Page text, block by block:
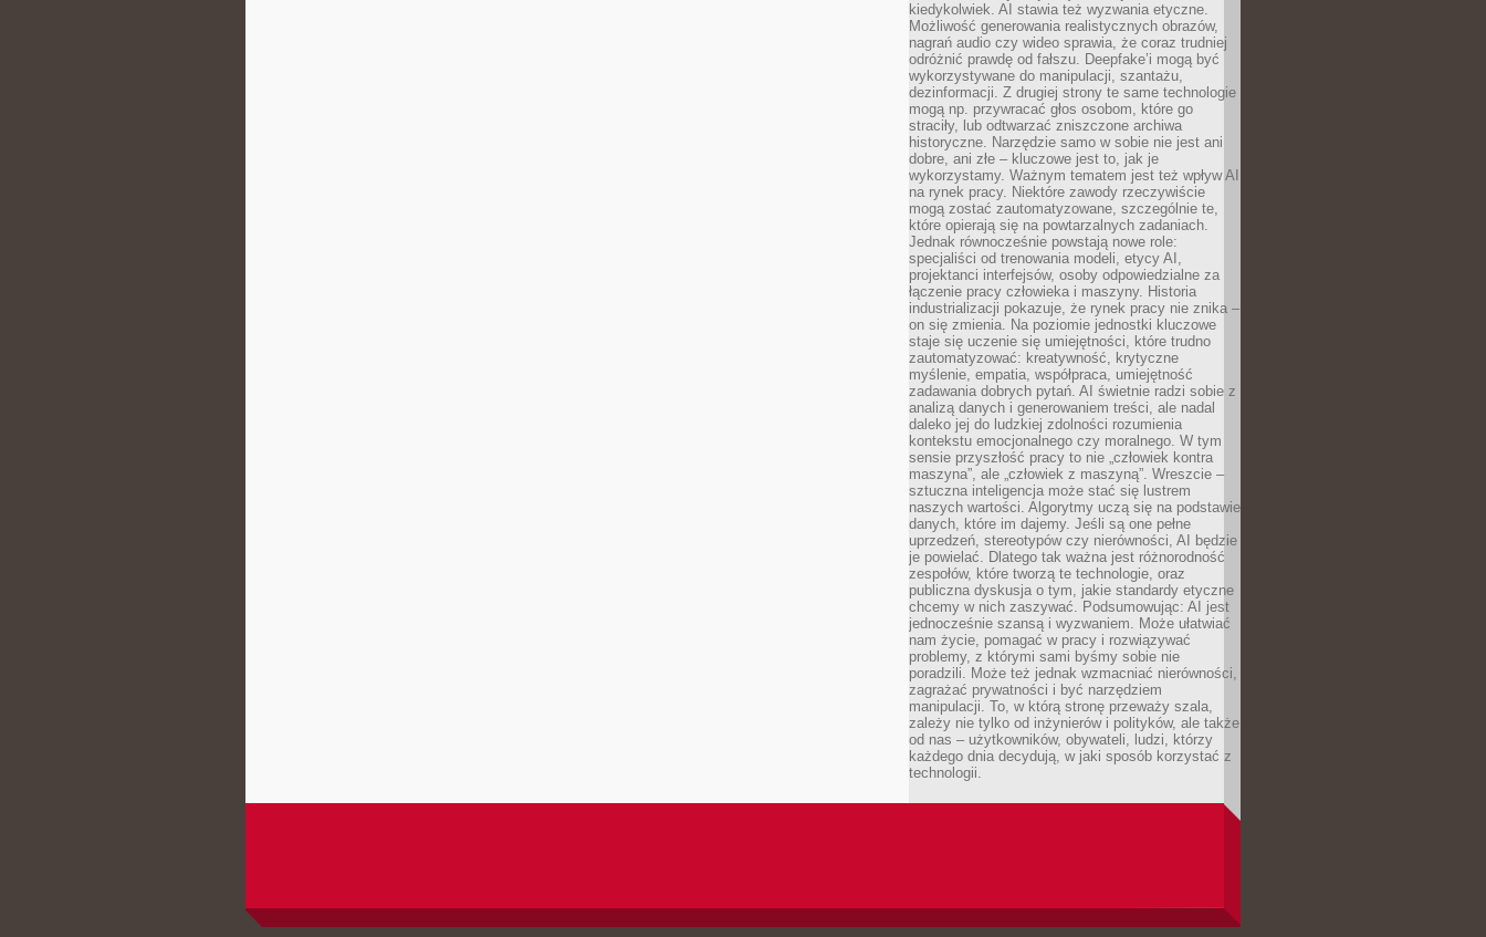
kiedykolwiek. AI stawia też wyzwania etyczne.
Możliwość generowania realistycznych obrazów,
nagrań audio czy wideo sprawia, że coraz trudniej
odróżnić prawdę od fałszu. Deepfake’i mogą być
wykorzystywane do manipulacji, szantażu,
dezinformacji. Z drugiej strony te same technologie
mogą np. przywracać głos osobom, które go
straciły, lub odtwarzać zniszczone archiwa
historyczne. Narzędzie samo w sobie nie jest ani
dobre, ani złe – kluczowe jest to, jak je
wykorzystamy. Ważnym tematem jest też wpływ AI
na rynek pracy. Niektóre zawody rzeczywiście
mogą zostać zautomatyzowane, szczególnie te,
które opierają się na powtarzalnych zadaniach.
Jednak równocześnie powstają nowe role:
specjaliści od trenowania modeli, etycy AI,
projektanci interfejsów, osoby odpowiedzialne za
łączenie pracy człowieka i maszyny. Historia
industrializacji pokazuje, że rynek pracy nie znika –
on się zmienia. Na poziomie jednostki kluczowe
staje się uczenie się umiejętności, które trudno
zautomatyzować: kreatywność, krytyczne
myślenie, empatia, współpraca, umiejętność
zadawania dobrych pytań. AI świetnie radzi sobie z
analizą danych i generowaniem treści, ale nadal
daleko jej do ludzkiej zdolności rozumienia
kontekstu emocjonalnego czy moralnego. W tym
sensie przyszłość pracy to nie „człowiek kontra
maszyna”, ale „człowiek z maszyną”. Wreszcie –
sztuczna inteligencja może stać się lustrem
naszych wartości. Algorytmy uczą się na podstawie
danych, które im dajemy. Jeśli są one pełne
uprzedzeń, stereotypów czy nierówności, AI będzie
je powielać. Dlatego tak ważna jest różnorodność
zespołów, które tworzą te technologie, oraz
publiczna dyskusja o tym, jakie standardy etyczne
chcemy w nich zaszywać. Podsumowując: AI jest
jednocześnie szansą i wyzwaniem. Może ułatwiać
nam życie, pomagać w pracy i rozwiązywać
problemy, z którymi sami byśmy sobie nie
poradzili. Może też jednak wzmacniać nierówności,
zagrażać prywatności i być narzędziem
manipulacji. To, w którą stronę przeważy szala,
zależy nie tylko od inżynierów i polityków, ale także
od nas – użytkowników, obywateli, ludzi, którzy
każdego dnia decydują, w jaki sposób korzystać z
technologii.